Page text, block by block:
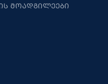
მოადგილეები